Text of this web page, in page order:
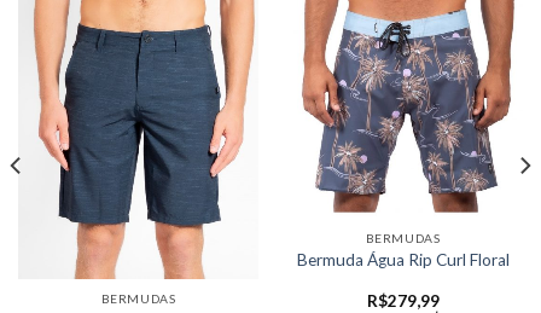
BERMUDAS
BERMUDAS
Bermuda Água Rip Curl Floral
R$279,99